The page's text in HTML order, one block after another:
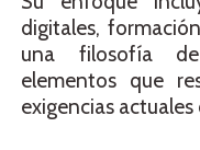
digitales,
una filosofía de
elementos que
exigencias